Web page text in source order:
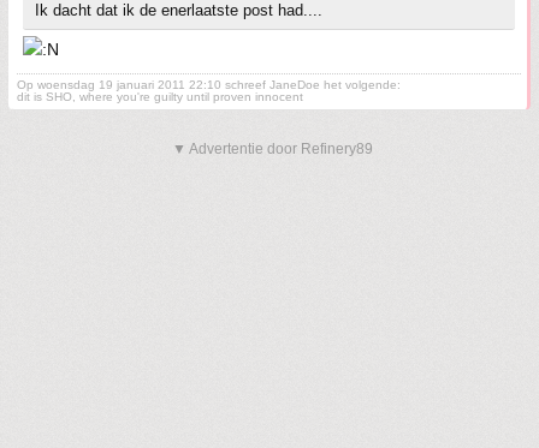
Ik dacht dat ik de enerlaatste post had....
Op woensdag 19 januari 2011 22:10 schreef JaneDoe het volgende:
dit is SHO, where you're guilty until proven innocent
▼ Advertentie door Refinery89